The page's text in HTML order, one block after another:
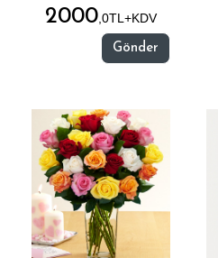
2000,0TL+KDV
Gönder